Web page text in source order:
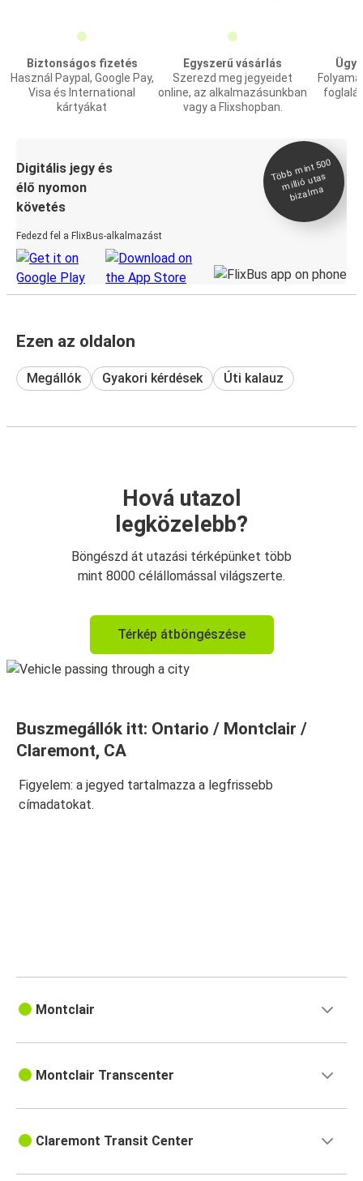
Biztonságos fizetés
Használ Paypal, Google Pay,
Visa és International
kártyákat
Egyszerű vásárlás
Szerezd meg jegyeidet
online, az alkalmazásunkban
vagy a Flixshopban.
Digitális jegy és
élő nyomon
követés
Fedezd fel a FlixBus-alkalmazást
Több
mint 500
millió utas
bizal
ma
Ezen az oldalon
Megállók Gyakori kérdések Úti kalauz
Hová utazol
legközelebb?
Böngészd át utazási térképünket több
mint 8000 célállomással világszerte.
Térkép átböngészése
Buszmegállók itt: Ontario / Montclair /
Claremont, CA
Figyelem: a jegyed tartalmazza a legfrissebb
címadatokat.
Montclair
Montclair Transcenter
Claremont Transit Center